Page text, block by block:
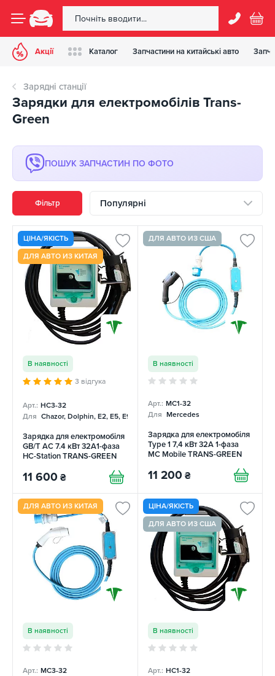
Акції Каталог Запчастини на китайські авто
Зарядні станції
Зарядки для електромобілів Trans-
Green
ПОШУК ЗАПЧАСТИН ПО ФОТО
Фільтр Популярні
ЦІНА/ЯКІСТЬ
ДЛЯ АВТО ИЗ КИТАЯ
В наявності
3 відгука
Арт.: НC3-32
Для Chazor, Dolphin, E2, E5, E9, Mercedes
Зарядка для електромобіля
GB/T AC 7.4 кВт 32A1-фаза
HC-Station TRANS-GREEN
11 600 ₴
ДЛЯ АВТО ИЗ США
В наявності
Арт.: MC1-32
Для Mercedes
Зарядка для електромобіля
Type 1 7,4 кВт 32A 1-фаза
MC Mobile TRANS-GREEN
11 200 ₴
ДЛЯ АВТО ИЗ КИТАЯ
В наявності
Арт.: MC3-32
ЦІНА/ЯКІСТЬ
ДЛЯ АВТО ИЗ США
В наявності
Арт.: НC1-32